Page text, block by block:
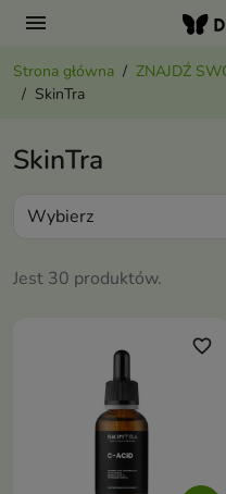
menu
Strona główna ZNAJDŹ
SkinTra
SkinTra
Jest 30 produktów.
Wybierz
favorite_border